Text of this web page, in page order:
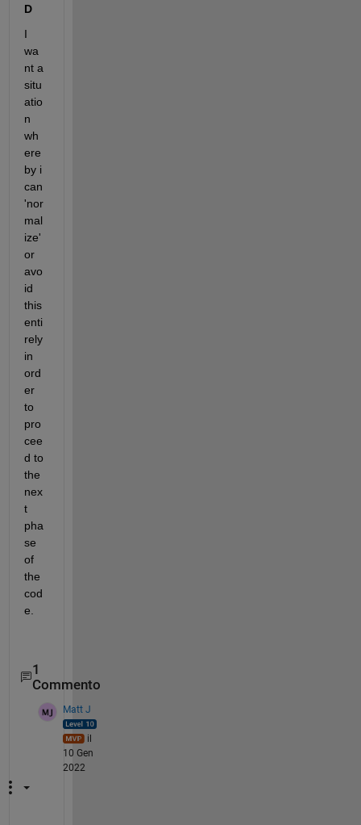
D
I
wa
nt a
situ
atio
n
wh
ere
by i
can
'nor
mal
ize'
or
avo
id
this
enti
rely
in
ord
er
to
pro
cee
d to
the
nex
t
pha
se
of
the
cod
e.
1
Commento
Matt J
il
10 Gen
2022